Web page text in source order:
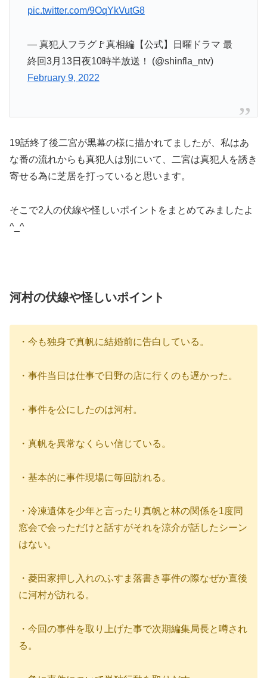
pic.twitter.com/9OqYkVutG8
— 真犯人フラグ🚩真相編【公式】日曜ドラマ 最
終回3月13日夜10時半放送！ (@shinfla_ntv)
February 9, 2022
19話終了後二宮が黒幕の様に描かれてましたが、私はあ
な番の流れからも真犯人は別にいて、二宮は真犯人を誘き
寄せる為に芝居を打っていると思います。
そこで2人の伏線や怪しいポイントをまとめてみましたよ
^_^
河村の伏線や怪しいポイント
・今も独身で真帆に結婚前に告白している。
・事件当日は仕事で日野の店に行くのも遅かった。
・事件を公にしたのは河村。
・真帆を異常なくらい信じている。
・基本的に事件現場に毎回訪れる。
・冷凍遺体を少年と言ったり真帆と林の関係を1度同
窓会で会っただけと話すがそれを涼介が話したシーン
はない。
・菱田家押し入れのふすま落書き事件の際なぜか直後
に河村が訪れる。
・今回の事件を取り上げた事で次期編集局長と噂され
る。